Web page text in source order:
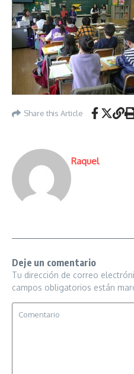
Share this Article
Raquel
Deje un comentario
Tu dirección de correo
campos obligatorios están